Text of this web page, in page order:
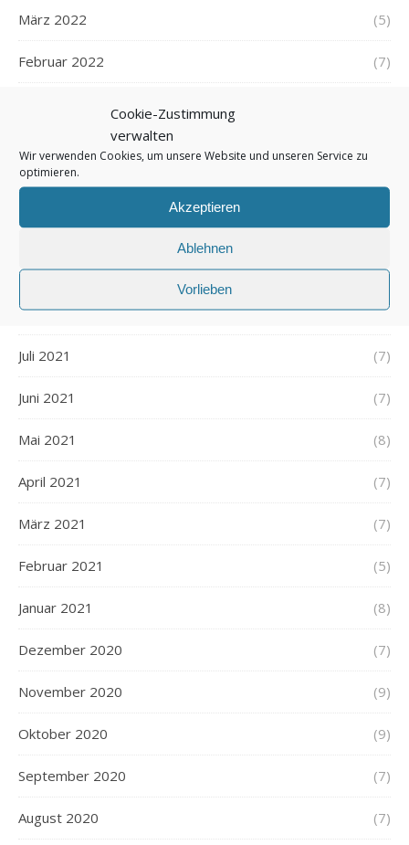
Cookie-Zustimmung
verwalten
Wir verwenden Cookies, um unsere Website und unseren Service zu
optimieren.
Akzeptieren
Ablehnen
Vorlieben
März 2022 (5)
Februar 2022 (7)
Dezember 2021
November 2021 (7)
Oktober 2021 (6)
September 2021 (7)
August 2021 (7)
Juli 2021 (7)
Juni 2021 (7)
Mai 2021 (8)
April 2021 (7)
März 2021 (7)
Februar 2021 (5)
Januar 2021 (8)
Dezember 2020 (7)
November 2020 (9)
Oktober 2020 (9)
September 2020 (7)
August 2020 (7)